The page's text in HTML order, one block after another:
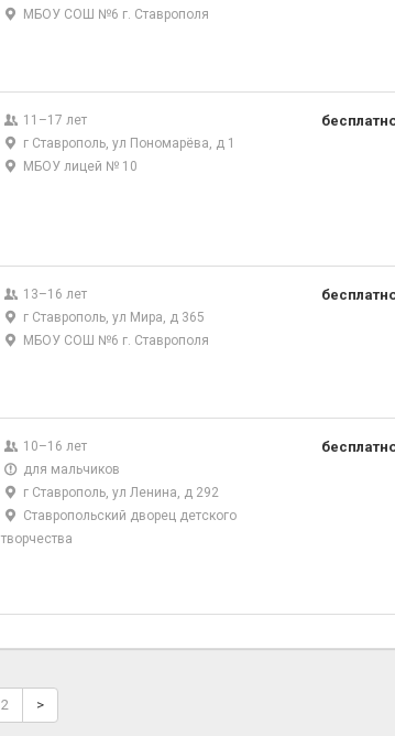
МБОУ СОШ №6 г. Ставрополя
11–17 лет
г Ставрополь, ул Пономарёва, д 1
МБОУ лицей № 10
13–16 лет
г Ставрополь, ул Мира, д 365
МБОУ СОШ №6 г. Ставрополя
10–16 лет
для мальчиков
г Ставрополь, ул Ленина, д 292
Ставропольский дворец детского
творчества
2 >